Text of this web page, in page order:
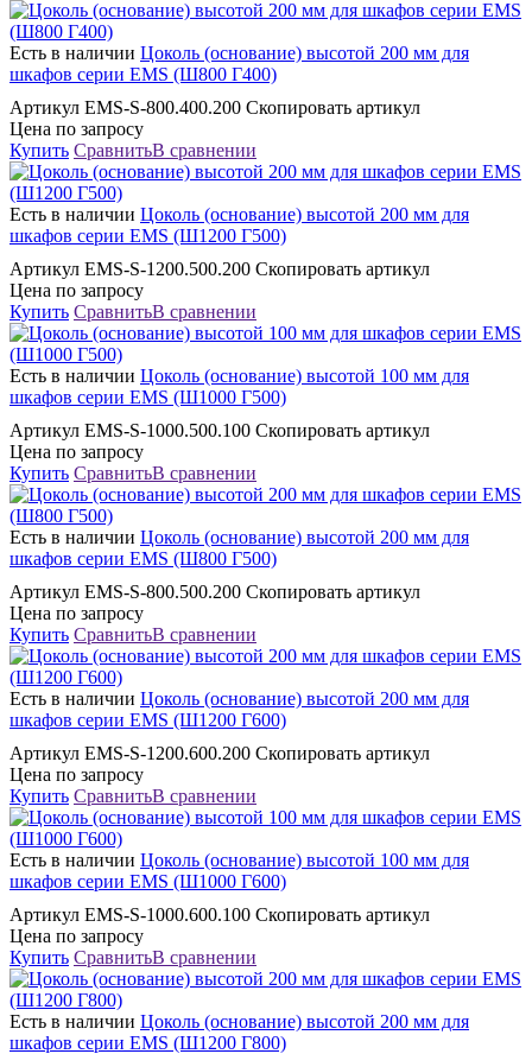
Есть в наличии Цоколь (основание) высотой 200 мм для
шкафов серии EMS (Ш800 Г400)
Артикул EMS-S-800.400.200 Скопировать артикул
Цена по запросу
Купить СравнитьВ сравнении
Есть в наличии Цоколь (основание) высотой 200 мм для
шкафов серии EMS (Ш1200 Г500)
Артикул EMS-S-1200.500.200 Скопировать артикул
Цена по запросу
Купить СравнитьВ сравнении
Есть в наличии Цоколь (основание) высотой 100 мм для
шкафов серии EMS (Ш1000 Г500)
Артикул EMS-S-1000.500.100 Скопировать артикул
Цена по запросу
Купить СравнитьВ сравнении
Есть в наличии Цоколь (основание) высотой 200 мм для
шкафов серии EMS (Ш800 Г500)
Артикул EMS-S-800.500.200 Скопировать артикул
Цена по запросу
Купить СравнитьВ сравнении
Есть в наличии Цоколь (основание) высотой 200 мм для
шкафов серии EMS (Ш1200 Г600)
Артикул EMS-S-1200.600.200 Скопировать артикул
Цена по запросу
Купить СравнитьВ сравнении
Есть в наличии Цоколь (основание) высотой 100 мм для
шкафов серии EMS (Ш1000 Г600)
Артикул EMS-S-1000.600.100 Скопировать артикул
Цена по запросу
Купить СравнитьВ сравнении
Есть в наличии Цоколь (основание) высотой 200 мм для
шкафов серии EMS (Ш1200 Г800)